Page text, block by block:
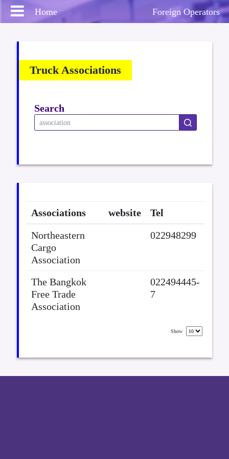
คุณวินัย ใส
Logout
Home
บริการ
งานสัมมนา
เอกสาร
ติดต่อสอบถาม
Home Foreign Operators
Truck Associations
Search
Associations website Tel
Northeastern
Cargo
Association
022948299
The Bangkok
Free Trade
Association
022494445-
7
Show